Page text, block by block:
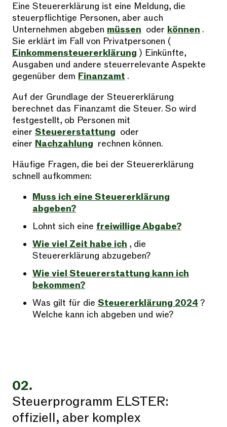
Eine Steuererklärung ist eine Meldung, die
steuerpflichtige Personen, aber auch
Unternehmen abgeben müssen oder können .
Sie erklärt im Fall von Privatpersonen (
Einkommensteuererklärung ) Einkünfte,
Ausgaben und andere steuerrelevante Aspekte
gegenüber dem Finanzamt .
Auf der Grundlage der Steuererklärung
berechnet das Finanzamt die Steuer. So wird
festgestellt, ob Personen mit
einer Steuererstattung oder
einer Nachzahlung rechnen können.
Häufige Fragen, die bei der Steuererklärung
schnell aufkommen:
Muss ich eine Steuererklärung
abgeben?
Lohnt sich eine freiwillige Abgabe?
Wie viel Zeit habe ich , die
Steuererklärung abzugeben?
Wie viel Steuererstattung kann ich
bekommen?
Was gilt für die Steuererklärung 2024?
Welche kann ich abgeben und wie?
02.
Steuerprogramm ELSTER:
offiziell, aber komplex